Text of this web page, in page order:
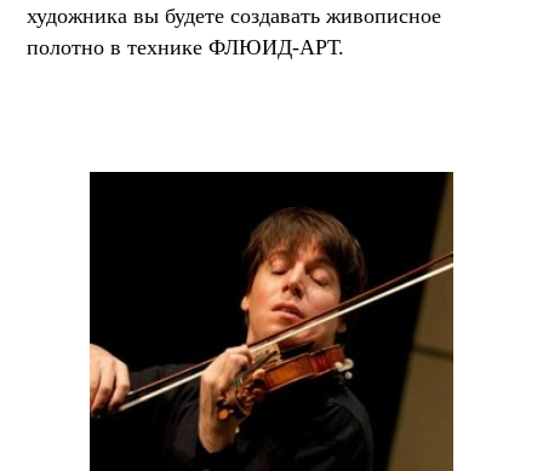
художника вы будете создавать живописное
полотно в технике ФЛЮИД-АРТ.